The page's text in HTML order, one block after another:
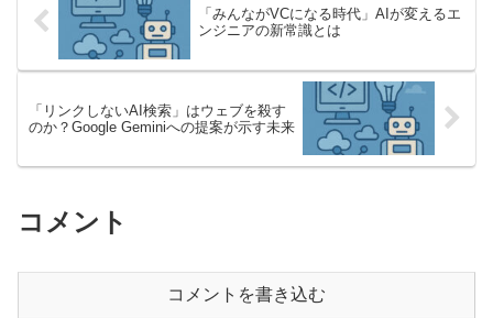
「みんながVCになる時代」AIが変えるエ
ンジニアの新常識とは
「リンクしないAI検索」はウェブを殺す
のか？Google Geminiへの提案が示す未来
コメント
コメントを書き込む